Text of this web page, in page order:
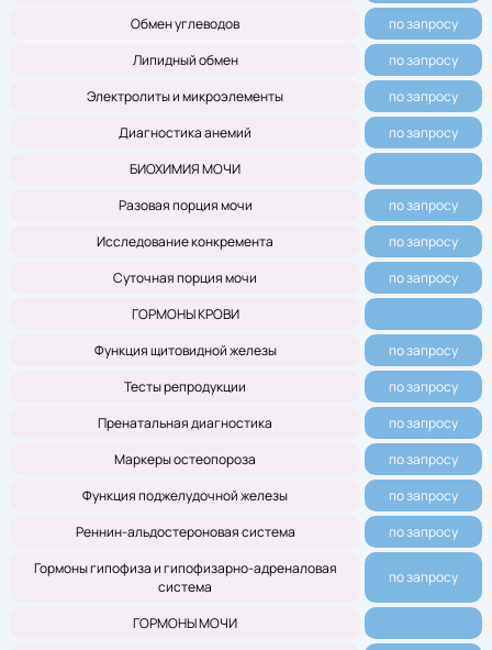
Обмен углеводов
по запросу
Липидный обмен
по запросу
Электролиты и микроэлементы
по запросу
Диагностика анемий
по запросу
БИОХИМИЯ МОЧИ
Разовая порция мочи
по запросу
Исследование конкремента
по запросу
Суточная порция мочи
по запросу
ГОРМОНЫ КРОВИ
Функция щитовидной железы
по запросу
Тесты репродукции
по запросу
Пренатальная диагностика
по запросу
Маркеры остеопороза
по запросу
Функция поджелудочной железы
по запросу
Реннин-альдостероновая система
по запросу
Гормоны гипофиза и гипофизарно-адреналовая
система
по запросу
ГОРМОНЫ МОЧИ